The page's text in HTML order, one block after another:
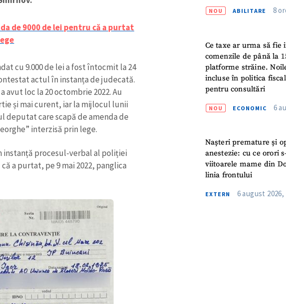
de 9000 de lei pentru că a purtat
cu 9.000 de lei a fost întocmit la 24
actul în instanța de judecată.
loc la 20 octombrie 2022. Au
și mai curent, iar la mijlocul lunii
care scapă de amenda de
interzisă prin lege.
instanță procesul-verbal al poliției
a purtat, pe 9 mai 2022, panglica
NOU ABILITARE 8
Ce taxe ar urma să fie
comenzile de până la
platforme străine.
incluse în politica
pentru consultări
NOU ECONOMIC 6
Nașteri premature și
anestezie: cu ce orori
viitoarele mame din
linia frontului
EXTERN 6 august 2026,
+ Link media
Am citit și sunt de acord cupolitica de
TRIMITE ȘTIREA